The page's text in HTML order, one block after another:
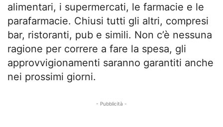
alimentari, i supermercati, le farmacie e le
parafarmacie. Chiusi tutti gli altri, compresi
bar, ristoranti, pub e simili. Non c’è nessuna
ragione per correre a fare la spesa, gli
approvvigionamenti saranno garantiti anche
nei prossimi giorni.
- Pubblicità -